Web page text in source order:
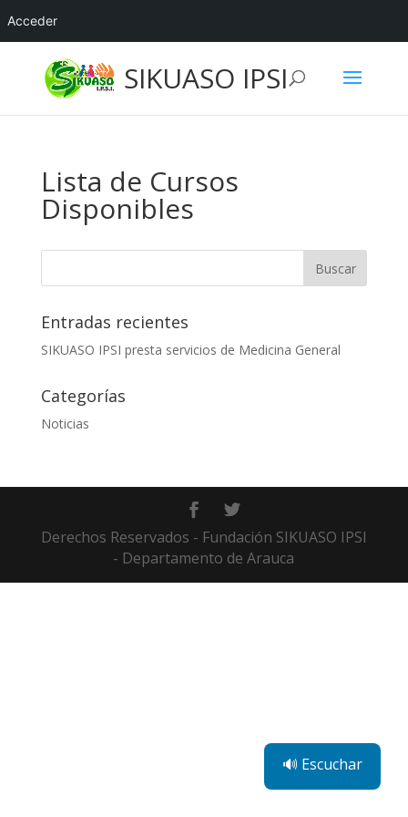
SIKUASO IPSI
Lista de Cursos
Disponibles
Entradas recientes
SIKUASO IPSI presta servicios de Medicina General
Categorías
Noticias
Derechos Reservados - Fundación SIKUASO IPSI
- Departamento de Arauca
🔊 Escuchar
Acceder